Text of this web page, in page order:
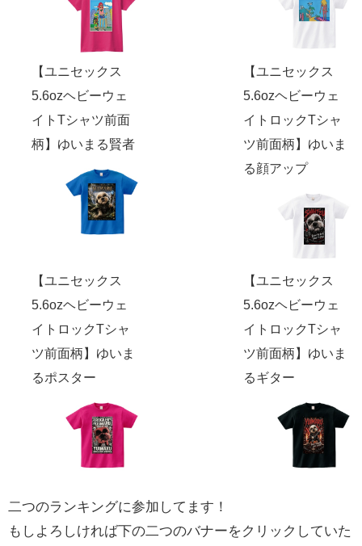
【ユニセックス
5.6ozヘビーウェ
イトTシャツ前面
柄】ゆいまる賢者
【ユニセックス
5.6ozヘビーウェ
イトロックTシャ
ツ前面柄】ゆいま
る顔アップ
【ユニセックス
5.6ozヘビーウェ
イトロックTシャ
ツ前面柄】ゆいま
るポスター
【ユニセックス
5.6ozヘビーウェ
イトロックTシャ
ツ前面柄】ゆいま
るギター
二つのランキングに参加してます！
もしよろしければ下の二つのバナーをクリックしていた